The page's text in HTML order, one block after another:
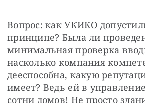
Вопрос: как УКИКО
принципе? Была ли
минимальная проверка
насколько компания
дееспособна, какую
имеет? Ведь ей в
сотни домов! Не просто